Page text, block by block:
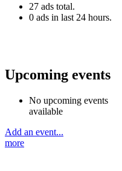
27 ads total.
0 ads in last 24 hours.
Upcoming events
No upcoming events
available
Add an event...
more